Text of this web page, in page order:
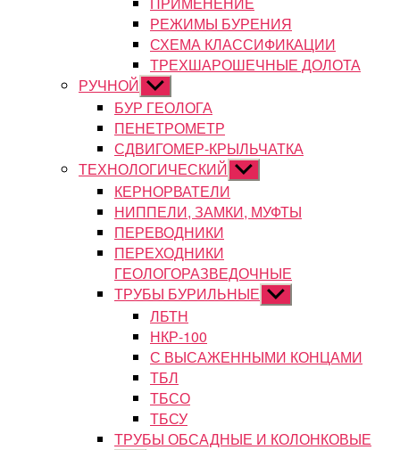
РЕЖИМЫ БУРЕНИЯ
СХЕМА КЛАССИФИКАЦИИ
ТРЕХШАРОШЕЧНЫЕ ДОЛОТА
РУЧНОЙ Показывать
подменю
БУР ГЕОЛОГА
ПЕНЕТРОМЕТР
СДВИГОМЕР-КРЫЛЬЧАТКА
ТЕХНОЛОГИЧЕСКИЙ Показывать
подменю
КЕРНОРВАТЕЛИ
НИППЕЛИ, ЗАМКИ, МУФТЫ
ПЕРЕВОДНИКИ
ПЕРЕХОДНИКИ
ГЕОЛОГОРАЗВЕДОЧНЫЕ
ТРУБЫ БУРИЛЬНЫЕ Показывать
подменю
ЛБТН
НКР-100
С ВЫСАЖЕННЫМИ КОНЦАМИ
ТБЛ
ТБСО
ТБСУ
ТРУБЫ ОБСАДНЫЕ И КОЛОНКОВЫЕ